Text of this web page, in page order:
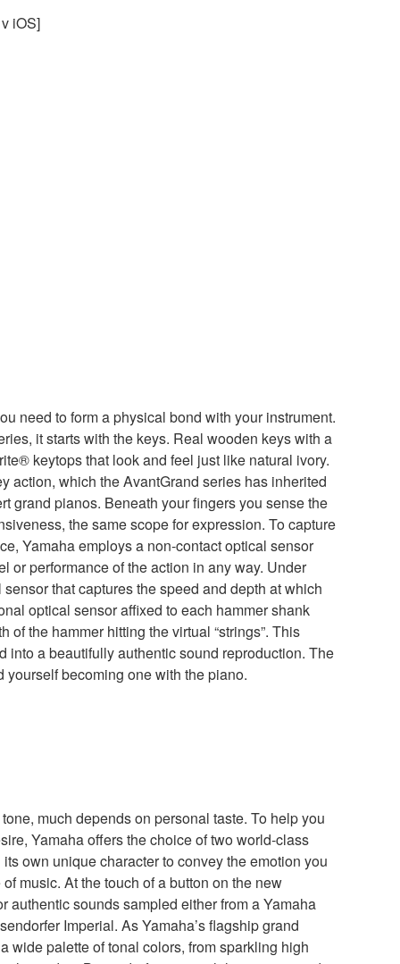
iOS]
need to form a physical bond with your instrument.
it starts with the keys. Real wooden keys with a
keytops that look and feel just like natural ivory.
action, which the AvantGrand series has inherited
grand pianos. Beneath your fingers you sense the
the same scope for expression. To capture
Yamaha employs a non-contact optical sensor
or performance of the action in any way. Under
that captures the speed and depth at which
optical sensor affixed to each hammer shank
of the hammer hitting the virtual “strings”. This
into a beautifully authentic sound reproduction. The
yourself becoming one with the piano.
much depends on personal taste. To help you
Yamaha offers the choice of two world-class
own unique character to convey the emotion you
music. At the touch of a button on the new
authentic sounds sampled either from a Yamaha
Imperial. As Yamaha’s flagship grand
wide palette of tonal colors, from sparkling high